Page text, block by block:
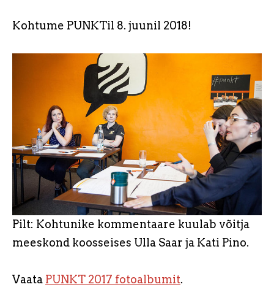
Kohtume PUNKTil 8. juunil 2018!
Pilt: Kohtunike kommentaare kuulab võitja
meeskond koosseises Ulla Saar ja Kati Pino.
Vaata PUNKT 2017 fotoalbumit.